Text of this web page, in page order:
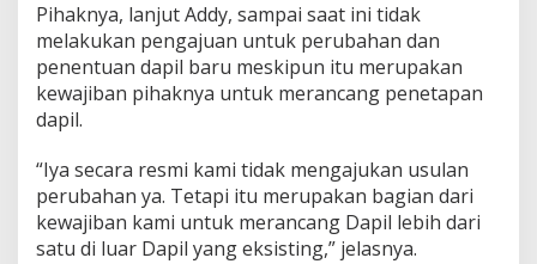
Pihaknya, lanjut Addy, sampai saat ini tidak
melakukan pengajuan untuk perubahan dan
penentuan dapil baru meskipun itu merupakan
kewajiban pihaknya untuk merancang penetapan
dapil.
“Iya secara resmi kami tidak mengajukan usulan
perubahan ya. Tetapi itu merupakan bagian dari
kewajiban kami untuk merancang Dapil lebih dari
satu di luar Dapil yang eksisting,” jelasnya.